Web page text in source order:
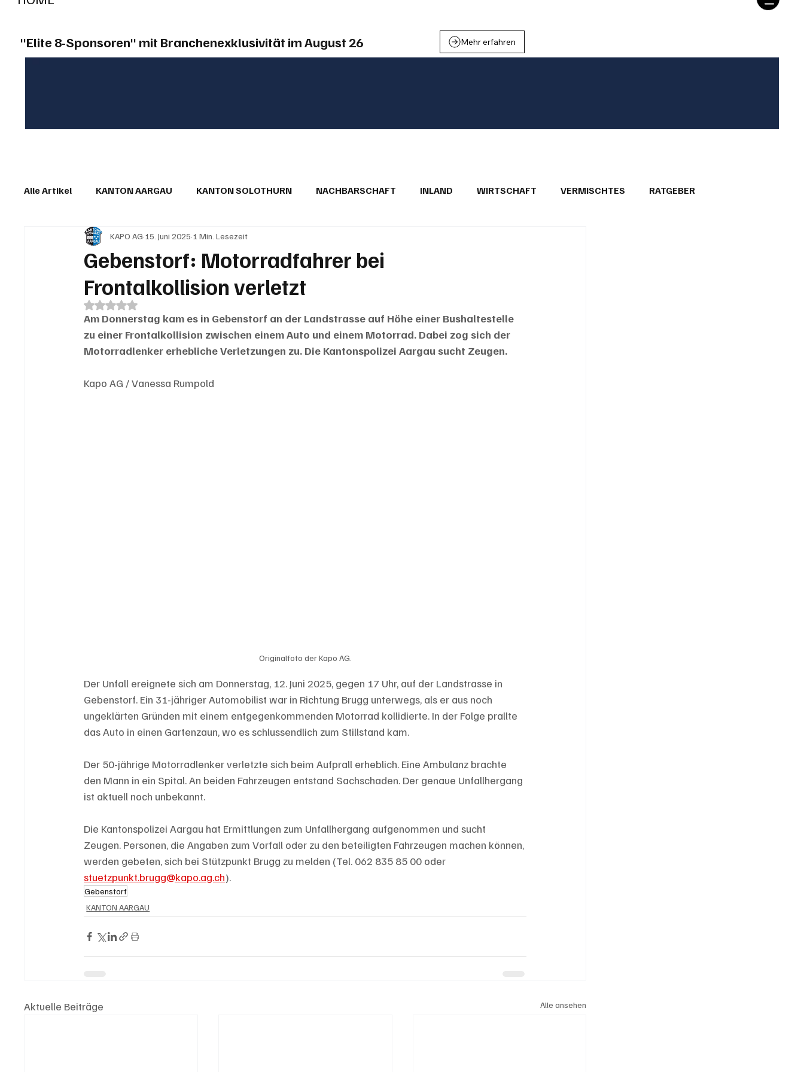
"Elite 8-Sponsoren" mit Branchenexklusivität im August 26 Mehr erfahren
Alle Artikel KANTON AARGAU KANTON SOLOTHURN NACHBARSCHAFT INLAND WIRTSCHAFT VERMISCHTES RATGEBER
IN EIGENER SACHE KOMMENTARE LESERBRIEFE
Gebenstorf: Motorradfahrer bei
Frontalkollision verletzt
KAPO AG 15. Juni 2025 1 Min. Lesezeit
Mit NaN von 5 Sternen bewertet.
Am Donnerstag kam es in Gebenstorf an der Landstrasse auf Höhe einer Bushaltestelle
zu einer Frontalkollision zwischen einem Auto und einem Motorrad. Dabei zog sich der
Motorradlenker erhebliche Verletzungen zu. Die Kantonspolizei Aargau sucht Zeugen.
Kapo AG / Vanessa Rumpold
Originalfoto der Kapo AG.
Der Unfall ereignete sich am Donnerstag, 12. Juni 2025, gegen 17 Uhr, auf der Landstrasse in
Gebenstorf. Ein 31-jähriger Automobilist war in Richtung Brugg unterwegs, als er aus noch
ungeklärten Gründen mit einem entgegenkommenden Motorrad kollidierte. In der Folge prallte
das Auto in einen Gartenzaun, wo es schlussendlich zum Stillstand kam.
Der 50-jährige Motorradlenker verletzte sich beim Aufprall erheblich. Eine Ambulanz brachte
den Mann in ein Spital. An beiden Fahrzeugen entstand Sachschaden. Der genaue Unfallhergang
ist aktuell noch unbekannt.
Die Kantonspolizei Aargau hat Ermittlungen zum Unfallhergang aufgenommen und sucht
Zeugen. Personen, die Angaben zum Vorfall oder zu den beteiligten Fahrzeugen machen können,
werden gebeten, sich bei Stützpunkt Brugg zu melden (Tel. 062 835 85 00 oder
stuetzpunkt.brugg@kapo.ag.ch).
Gebenstorf
KANTON AARGAU
Aktuelle Beiträge Alle ansehen